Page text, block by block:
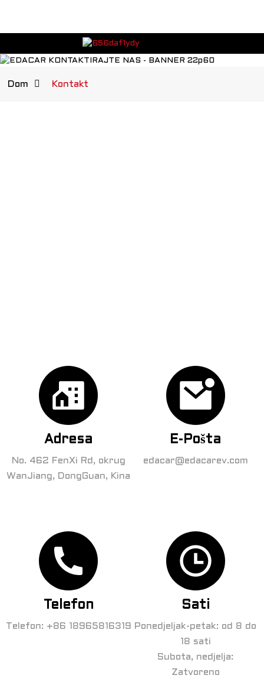
Dom Kontakt
Adresa
No. 462 FenXi Rd, okrug
WanJiang, DongGuan, Kina
E-Pošta
edacar@edacarev.com
Telefon
Telefon: +86 18965816319
Sati
Ponedjeljak-petak: od 8 do
18 sati
Subota, nedjelja:
Zatvoreno